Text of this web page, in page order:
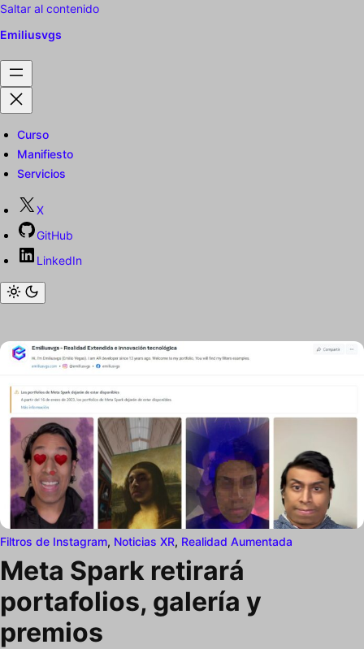
Saltar al contenido
Emiliusvgs
Curso
Manifiesto
Servicios
X
GitHub
LinkedIn
Filtros de Instagram, Noticias XR, Realidad Aumentada
Meta Spark retirará
portafolios, galería y
premios